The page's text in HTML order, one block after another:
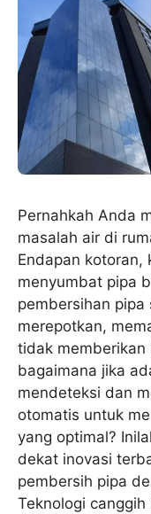
Pernahkah Anda
masalah air di
Endapan kotoran,
menyumbat pipa
pembersihan pipa
merepotkan,
tidak memberikan
bagaimana jika
mendeteksi dan
otomatis untuk
yang optimal?
dekat inovasi
pembersih pipa
Teknologi